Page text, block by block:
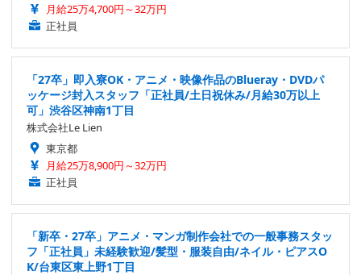
月給25万4,700円～32万円
正社員
「27卒」即入寮OK・アニメ・映像作品のBlueray・DVDパ
ッケージ封入スタッフ「正社員/土日祝休み/月給30万以上
可」渋谷区神南1丁目
株式会社Le Lien
東京都
月給25万8,900円～32万円
正社員
「新卒・27卒」アニメ・マンガ制作会社での一般事務スタッ
フ「正社員」未経験歓迎/髪型・服装自由/ネイル・ピアスO
K/台東区東上野1丁目